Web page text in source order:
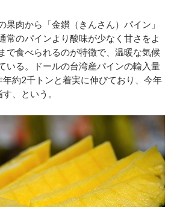
肉から「金鑚（きんさん）パイン」
常のパインより酸味が少なく甘さをよ
で食べられるのが特徴で、温暖な気候
いる。ドールの台湾産パインの輸入量
約2千トンと着実に伸びており、今年
、という。